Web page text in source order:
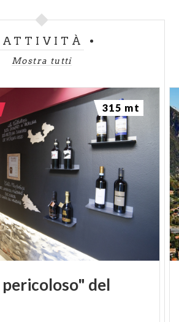
ATTIVITÀ
Mostra tutti
pericoloso" del
315 mt